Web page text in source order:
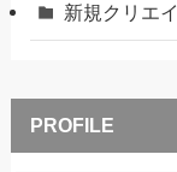
新規クリエ